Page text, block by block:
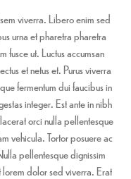
viverra. Libero enim sed
urna et pharetra pharetra
fusce ut. Luctus accumsan
et netus et. Purus viverra
fermentum dui faucibus in
integer. Est ante in nibh
orci nulla pellentesque
vehicula. Tortor posuere ac
pellentesque dignissim
lorem dolor sed viverra. Erat